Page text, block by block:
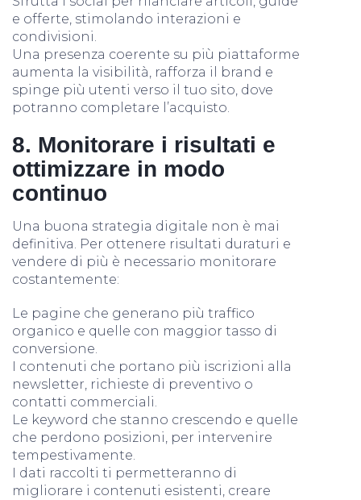
e offerte, stimolando interazioni e
condivisioni.
Una presenza coerente su più piattaforme
aumenta la visibilità, rafforza il brand e
spinge più utenti verso il tuo sito, dove
potranno completare l’acquisto.
8. Monitorare i risultati e
ottimizzare in modo
continuo
Una buona strategia digitale non è mai
definitiva. Per ottenere risultati duraturi e
vendere di più è necessario monitorare
costantemente:
Le pagine che generano più traffico
organico e quelle con maggior tasso di
conversione.
I contenuti che portano più iscrizioni alla
newsletter, richieste di preventivo o
contatti commerciali.
Le keyword che stanno crescendo e quelle
che perdono posizioni, per intervenire
tempestivamente.
I dati raccolti ti permetteranno di
migliorare i contenuti esistenti, creare